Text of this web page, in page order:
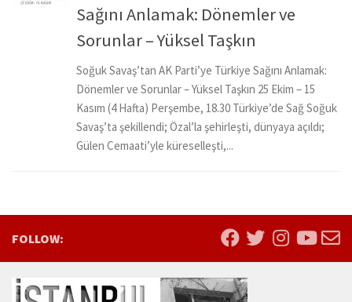
Sağını Anlamak: Dönemler ve
Sorunlar – Yüksel Taşkın
Soğuk Savaş’tan AK Parti’ye Türkiye Sağını Anlamak:
Dönemler ve Sorunlar – Yüksel Taşkın 25 Ekim – 15
Kasım (4 Hafta) Perşembe, 18.30 Türkiye’de Sağ Soğuk
Savaş’ta şekillendi; Özal’la şehirleşti, dünyaya açıldı;
Gülen Cemaati’yle küreselleşti,...
FOLLOW: